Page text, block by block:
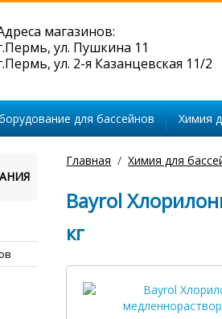
магазинов:
ул. Пушкина 11
ул. 2-я Казанцевская 11/2
для бассейнов Химия
Главная Химия для
Bayrol
кг